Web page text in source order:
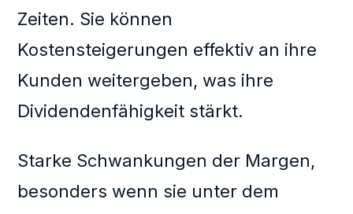
Zeiten. Sie können
Kostensteigerungen effektiv an ihre
Kunden weitergeben, was ihre
Dividendenfähigkeit stärkt.
Starke Schwankungen der Margen,
besonders wenn sie unter dem